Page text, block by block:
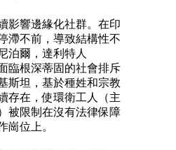
影響邊緣化社群。在印
滯不前，導致結構性不
泊爾，達利特人
臨根深蒂固的社會排斥
斯坦，基於種姓和宗教
存在，使環衛工人（主
被限制在沒有法律保障
崗位上。